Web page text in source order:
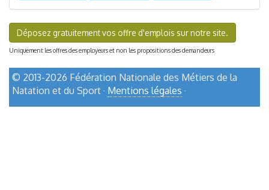
Déposez gratuitement vos offre d'emplois sur notre site.
Uniquement les offres des employeurs et non les propositions des demandeurs
© 2013-2026 Fédération Nationale des Métiers de la
Natation et du Sport · Mentions légales ·
haut de page